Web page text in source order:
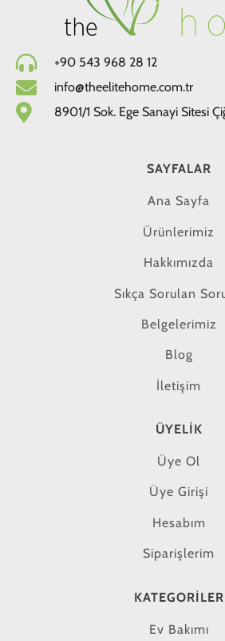
+90 543 968 28 12
info@theelitehome.com.tr
8901/1 Sok. Ege Sanayi Sitesi
SAYFALAR
Ana Sayfa
Ürünlerimiz
Hakkımızda
Sıkça Sorulan
Belgelerimiz
Blog
İletişim
ÜYELIK
Üye Ol
Üye Girişi
Hesabım
Siparişlerim
KATEGORILER
Ev Bakımı